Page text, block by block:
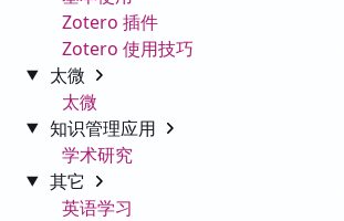
Zotero 插件
Zotero 使用技巧
太微
太微
知识管理应用
学术研究
其它
英语学习